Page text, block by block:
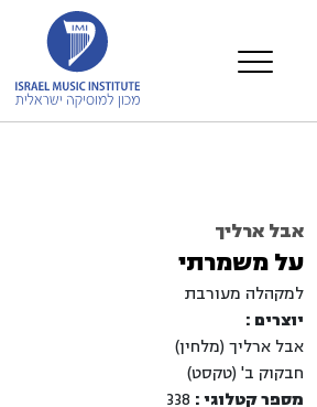
אבל ארליך
על משמרתי
למקהלה מעורבת
יוצרים :
אבל ארליך (מלחין)
חבקוק ב' (טקסט)
מספר קטלוגי :